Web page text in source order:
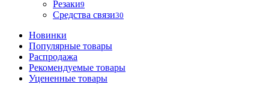
Резаки9
Средства связи30
Новинки
Популярные товары
Распродажа
Рекомендуемые товары
Уцененные товары